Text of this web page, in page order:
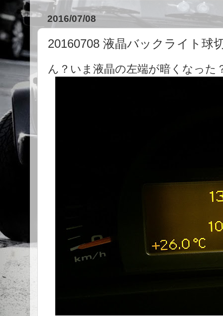
2016/07/08
20160708 液晶バックライト球
ん？いま液晶の左端が暗くなった